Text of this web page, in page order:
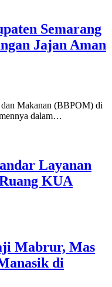
Semarang
Jajan Aman
dan Makanan (BBPOM) di
dalam…
Layanan
KUA
Mabrur, Mas
di